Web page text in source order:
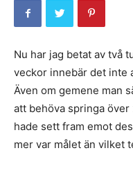
Nu har jag betat av två
veckor innebär det inte
Även om gemene man
att behöva springa
hade sett fram emot
mer var målet än vilket